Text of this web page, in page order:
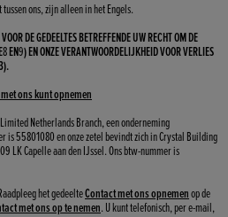
ons, zijn alleen in het Engels.
DE GEDEELTES BETREFFENDE UW RECHT OM DE
8EN9) EN ONZE VERANTWOORDELIJKHEID VOOR VERLIES
ons kunt opnemen
Netherlands Branch, een onderneming
is 55801080 en onze zetel bevindt zich in Crystal Building
LK Capelle aan den IJssel. Ons btw-nummer is
het gedeelteContact met ons opnemenop de
met ons op te nemen. U kunt telefonisch, per e-mail,